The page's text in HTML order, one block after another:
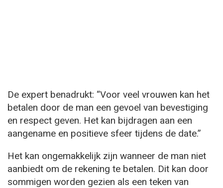
De expert benadrukt: “Voor veel vrouwen kan het
betalen door de man een gevoel van bevestiging
en respect geven. Het kan bijdragen aan een
aangename en positieve sfeer tijdens de date.”
Het kan ongemakkelijk zijn wanneer de man niet
aanbiedt om de rekening te betalen. Dit kan door
sommigen worden gezien als een teken van